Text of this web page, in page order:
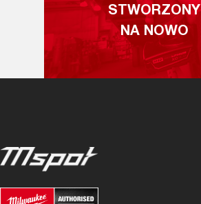
STWORZONY
NA NOWO